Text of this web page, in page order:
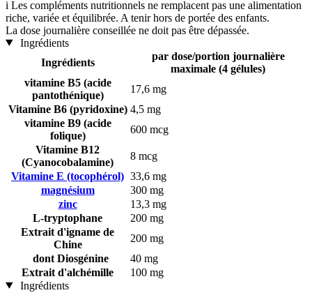
i Les compléments nutritionnels ne remplacent pas une alimentation
riche, variée et équilibrée. A tenir hors de portée des enfants.
La dose journalière conseillée ne doit pas être dépassée.
Ingrédients
Ingrédients
par dose/portion journalière
maximale (4 gélules)
vitamine B5 (acide
pantothénique)
17,6 mg
Vitamine B6 (pyridoxine) 4,5 mg
vitamine B9 (acide
folique)
600 mcg
Vitamine B12
(Cyanocobalamine)
8 mcg
Vitamine E (tocophérol) 33,6 mg
magnésium
300 mg
zinc
13,3 mg
L-tryptophane
200 mg
Extrait d'igname de
Chine
200 mg
dont Diosgénine
40 mg
Extrait d'alchémille
100 mg
Ingrédients